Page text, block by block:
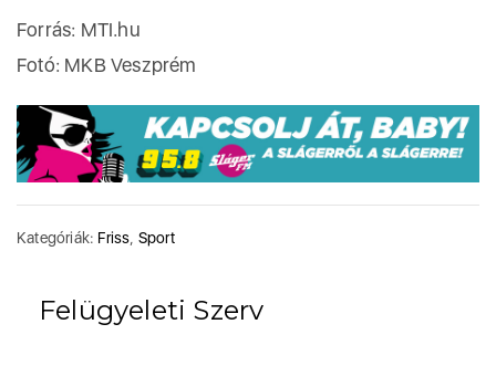
Forrás: MTI.hu
Fotó: MKB Veszprém
Kategóriák: Friss Sport
Felügyeleti Szerv